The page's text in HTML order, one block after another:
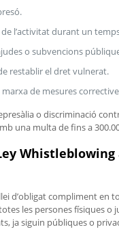
l’activitat durant un
o subvencions
restablir el dret vulnerat.
marxa de mesures
o discriminació
una multa de fins a
Whistleblowing
d’obligat compliment en
les persones físiques o
ja siguin públiques o